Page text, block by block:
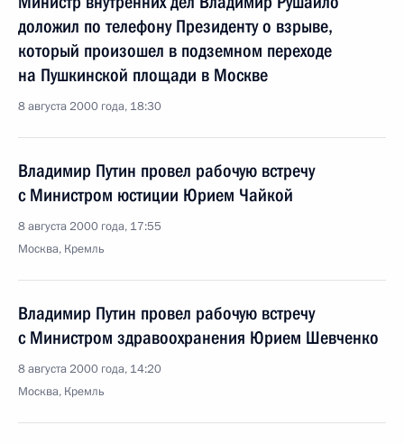
доложил по телефону Президенту о взрыве,
который произошел в подземном переходе
на Пушкинской площади в Москве
8 августа 2000 года, 18:30
Владимир Путин провел рабочую встречу
с Министром юстиции Юрием Чайкой
8 августа 2000 года, 17:55
Москва, Кремль
Владимир Путин провел рабочую встречу
с Министром здравоохранения Юрием Шевченко
8 августа 2000 года, 14:20
Москва, Кремль